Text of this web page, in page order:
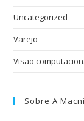
Uncategorized
Varejo
Visão
Sobre A